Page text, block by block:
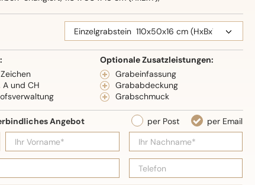
A und CH
Optionale Zusatzleistungen:
Grabeinfassung
Grababdeckung
Grabschmuck